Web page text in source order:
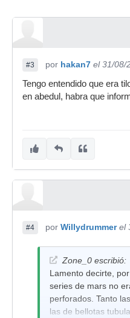
#3 por hakan7 el 31/08/
Tengo entendido que era
en abedul, habra que
#4 por Willydrummer el
Zone_0 escribió:
Lamento decirte,
series de mars no
perforados. Tanto
las de bellotas